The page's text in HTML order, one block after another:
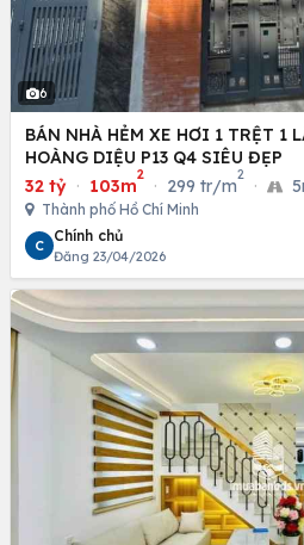
6
BÁN NHÀ HẺM XE HƠI 1 TRỆT 1
HOÀNG DIỆU P13 Q4 SIÊU ĐẸP
32 tỷ · 103m
2
· 299 tr/m
2
·
Thành phố Hồ Chí Minh
C
Chính chủ
Đăng 23/04/2026